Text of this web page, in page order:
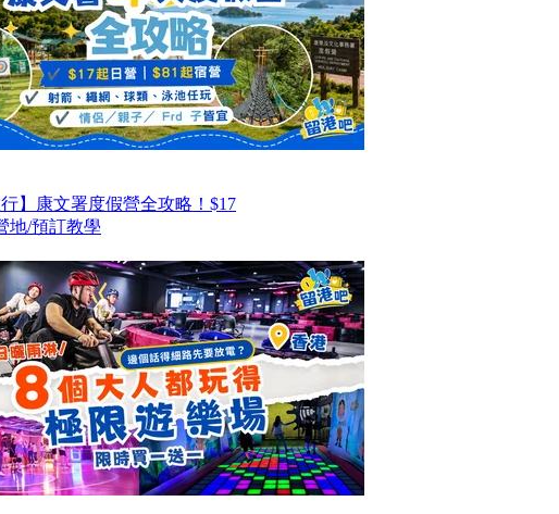
行】康文署度假營全攻略！$17
地/預訂教學